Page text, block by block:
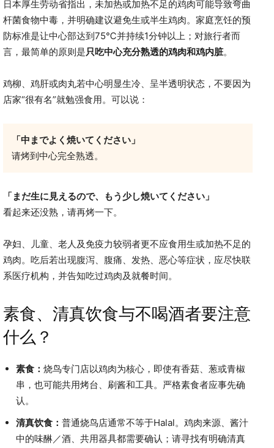
日本厚生劳动省指出，未加热或加热不足的鸡肉可能导致弯曲
杆菌食物中毒，并明确建议避免生或半生鸡肉。家庭烹饪的预
防标准是让中心部达到75℃并持续1分钟以上；对旅行者而
言，最简单的原则是只吃中心充分熟透的鸡肉和鸡内脏。
鸡柳、鸡肝或肉丸若中心明显生冷、呈半透明状态，不要因为
店家“很有名”就勉强食用。可以说：
「中までよく焼いてください」
请烤到中心完全熟透。
「まだ生に見えるので、もう少し焼いてください」
看起来还没熟，请再烤一下。
孕妇、儿童、老人及免疫力较弱者更不应食用生或加热不足的
鸡肉。吃后若出现腹泻、腹痛、发热、恶心等症状，应尽快联
系医疗机构，并告知吃过鸡肉及就餐时间。
素食、清真饮食与不喝酒者要注意
什么？
素食： 烧鸟专门店以鸡肉为核心，即使有香菇、葱或青椒
串，也可能共用烤台、刷酱和工具。严格素食者应事先确
认。
清真饮食： 普通烧鸟店通常不等于Halal。鸡肉来源、酱汁
中的味醂／酒、共用器具都需要确认；请寻找有明确清真